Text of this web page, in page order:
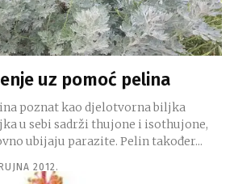
uz pomoć pelina
poznat kao djelotvorna biljka
u sebi sadrži thujone i isothujone,
elementi koji doslovno ubijaju parazite. Pelin također...
2012.